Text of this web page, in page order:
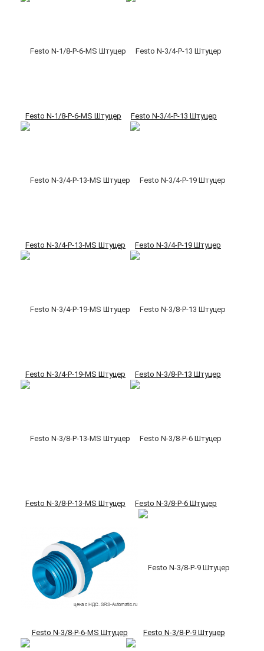
Festo N-1/8-P-6-MS Штуцер Festo N-3/4-P-13 Штуцер
Festo N-3/4-P-13-MS Штуцер Festo N-3/4-P-19 Штуцер
Festo N-3/4-P-19-MS Штуцер Festo N-3/8-P-13 Штуцер
Festo N-3/8-P-13-MS Штуцер Festo N-3/8-P-6 Штуцер
Festo N-3/8-P-6-MS Штуцер Festo N-3/8-P-9 Штуцер